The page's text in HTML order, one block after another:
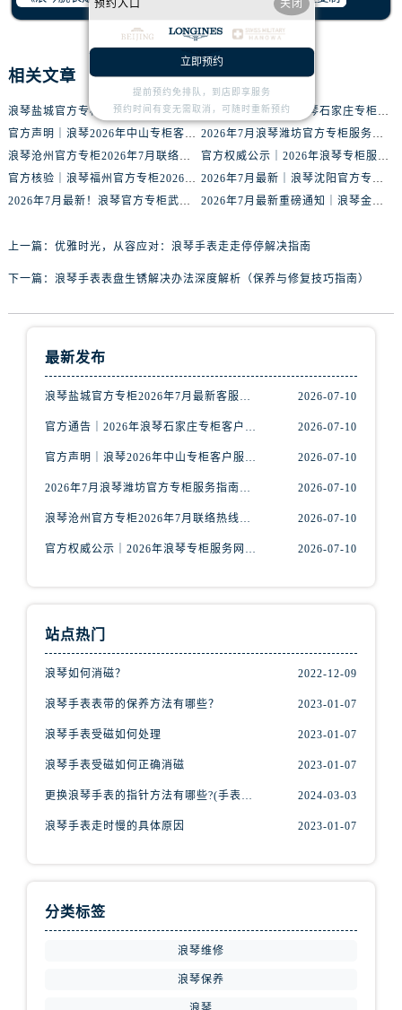
山西省朔州市朔城区怡西路与鄯阳西街交汇处浪琴售后服务中心（需提前预约）
山西省忻州市忻府区和平东街与七一南路交叉口浪琴售后服务中心（需提前预约）
山西省阳泉市郊区平阳东街与新城大道交叉口浪琴售后服务中心（需提前预约）
山西省运城市盐湖区河东街浪琴售后服务中心（需提前预约）
山西省长治市潞州区英雄中路浪琴售后服务中心（需提前预约）
安徽省安庆市迎江区人民路浪琴售后服务中心（需提前预约）
安徽省亳州市谯城区魏武大道浪琴售后服务中心（需提前预约）
安徽省芜湖市镜湖区中山路步行街浪琴售后服务中心（需提前预约）
江苏省南京市秦淮区中山南路1号南京中心22层22-C1-C3室浪琴售后服务中心（需提前预约）
江苏省泰州市海陵区永定东路399号置地商务中心东塔（华润万象城）17层1706室浪琴售后服务中心（需提前预约）
相关文章
浪琴盐城官方专柜2026年7月最新客服热线通知，权威服务信息全收录
官方通告｜2026年浪琴石家庄专柜客户服务中心热线7月公示
官方声明｜浪琴2026年中山专柜客户服务热线7月更新（专柜名录公示）
2026年7月浪琴潍坊官方专柜服务指南｜客户服务热线+门店核验
浪琴沧州官方专柜2026年7月联络热线｜客服服务指南+门店信息
官方权威公示｜2026年浪琴专柜服务网络焕新：中山区门店客服热线全核验
官方核验｜浪琴福州官方专柜2026年7月客户服务信息公告
2026年7月最新｜浪琴沈阳官方专柜服务电话+门店信息综合公示
2026年7月最新！浪琴官方专柜武汉客户服务电话+信息核验权威发布
2026年7月最新重磅通知｜浪琴金华官方专柜客户服务热线与门店攻略
上一篇： 优雅时光，从容应对：浪琴手表走走停停解决指南
下一篇： 浪琴手表表盘生锈解决办法深度解析（保养与修复技巧指南）
最新发布
浪琴盐城官方专柜2026年7月最新客服热线通知，权威服务信息全收录 2026-07-10
官方通告｜2026年浪琴石家庄专柜客户服务中心热线7月公示 2026-07-10
官方声明｜浪琴2026年中山专柜客户服务热线7月更新（专柜名录公示） 2026-07-10
2026年7月浪琴潍坊官方专柜服务指南｜客户服务热线+门店核验 2026-07-10
浪琴沧州官方专柜2026年7月联络热线｜客服服务指南+门店信息 2026-07-10
官方权威公示｜2026年浪琴专柜服务网络焕新：中山区门店客服热线全核验 2026-07-10
站点热门
浪琴如何消磁？ 2022-12-09
浪琴手表表带的保养方法有哪些？ 2023-01-07
浪琴手表受磁如何处理 2023-01-07
浪琴手表受磁如何正确消磁 2023-01-07
更换浪琴手表的指针方法有哪些?(手表指针的种类?) 2024-03-03
浪琴手表走时慢的具体原因 2023-01-07
分类标签
浪琴维修
浪琴保养
预约入口 关闭
立即预约
提前预约免排队，到店即享服务
预约时间有变无需取消，可随时重新预约